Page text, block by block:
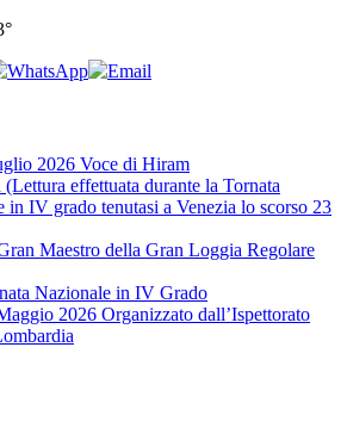
2026 Voce di Hiram
effettuata durante la Tornata
in IV grado tenutasi a Venezia lo scorso 23
Maestro della Gran Loggia Regolare
Nazionale in IV Grado
2026 Organizzato dall’Ispettorato